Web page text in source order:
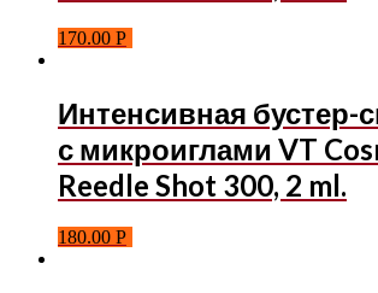
170.00 Р
Интенсивная бустер-
с микроиглами VT
Reedle Shot 300, 2 ml.
180.00 Р